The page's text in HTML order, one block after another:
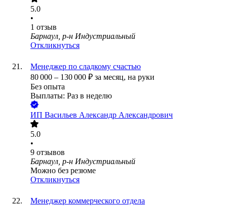
5.0
•
1 отзыв
Барнаул, р-н Индустриальный
Откликнуться
Менеджер по сладкому счастью
80 000 – 130 000 ₽ за месяц, на руки
Без опыта
Выплаты: Раз в неделю
ИП Васильев Александр Александрович
5.0
•
9 отзывов
Барнаул, р-н Индустриальный
Можно без резюме
Откликнуться
Менеджер коммерческого отдела